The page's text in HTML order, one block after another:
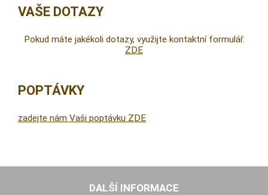
VAŠE DOTAZY
Pokud máte jakékoli dotazy, využijte kontaktní formulář.
ZDE
POPTÁVKY
zadejte nám Vaši poptávku ZDE
DALŠÍ INFORMACE